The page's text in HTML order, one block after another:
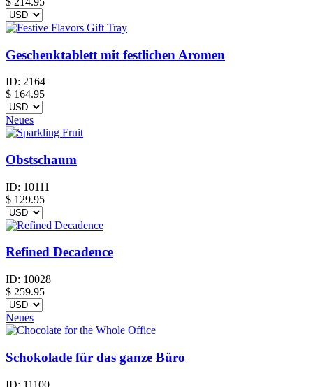
Geschenktablett mit festlichen Aromen
ID: 2164
$ 164.95
Neues
Obstschaum
ID: 10111
$ 129.95
Refined Decadence
ID: 10028
$ 259.95
Neues
Schokolade für das ganze Büro
ID: 11100